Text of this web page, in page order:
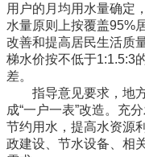
用户的月均用水量确定
水量原则上按覆盖95%
改善和提高居民生活质
梯水价按不低于1:1.5:3
差。
指导意见要求，地方
成“一户一表”改造。充
节约用水，提高水资源
政建设、节水设备、相